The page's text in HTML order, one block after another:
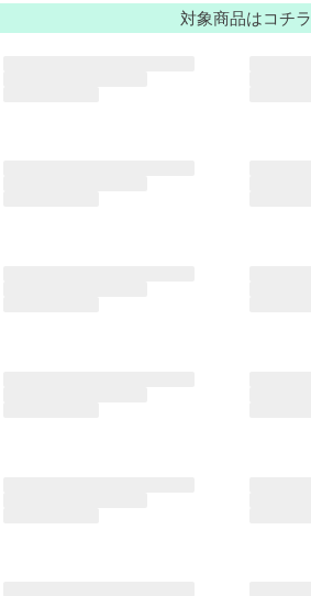
対象商品はコチラ